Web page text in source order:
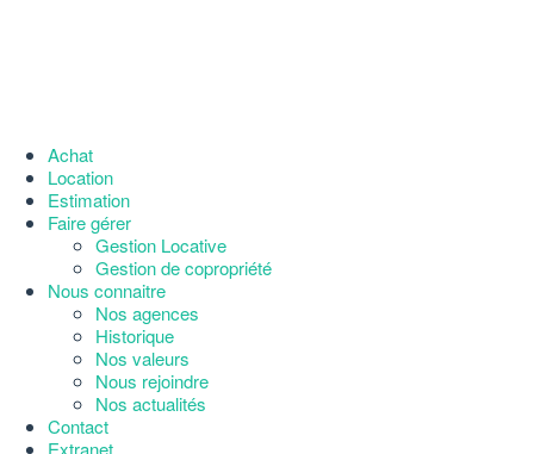
Achat
Location
Estimation
Faire gérer
Gestion Locative
Gestion de copropriété
Nous connaitre
Nos agences
Historique
Nos valeurs
Nous rejoindre
Nos actualités
Contact
Extranet